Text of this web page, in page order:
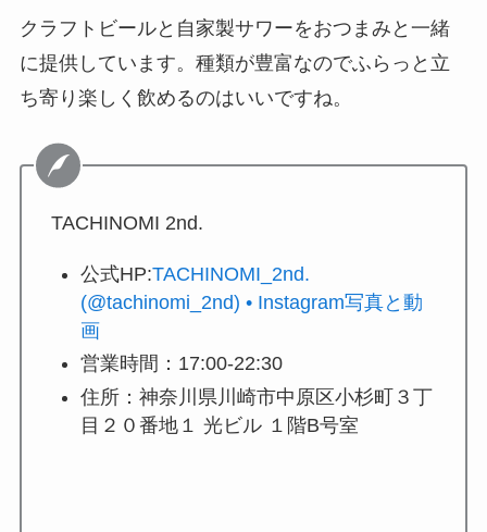
クラフトビールと自家製サワーをおつまみと一緒
に提供しています。種類が豊富なのでふらっと立
ち寄り楽しく飲めるのはいいですね。
TACHINOMI 2nd.
公式HP:TACHINOMI_2nd.
(@tachinomi_2nd) • Instagram写真と動
画
営業時間：17:00-22:30
住所：神奈川県川崎市中原区小杉町３丁
目２０番地１ 光ビル １階B号室